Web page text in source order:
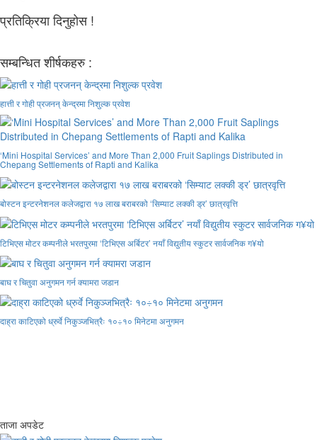
प्रतिक्रिया दिनुहोस !
सम्बन्धित शीर्षकहरु :
हात्ती र गोही प्रजनन् केन्द्रमा निशुल्क प्रवेश
‘Mini Hospital Services’ and More Than 2,000 Fruit Saplings Distributed in
Chepang Settlements of Rapti and Kalika
बोस्टन इन्टरनेशनल कलेजद्वारा १७ लाख बराबरको ‘सिम्याट लक्की ड्र’ छात्रवृत्ति
टिभिएस मोटर कम्पनीले भरतपुरमा ‘टिभिएस अर्बिटर’ नयाँ विद्युतीय स्कुटर सार्वजनिक ग¥यो
बाघ र चितुवा अनुगमन गर्न क्यामरा जडान
दाह्रा काटिएको ध्रुर्वे निकुञ्जभित्रैः १०÷१० मिनेटमा अनुगमन
ताजा अपडेट